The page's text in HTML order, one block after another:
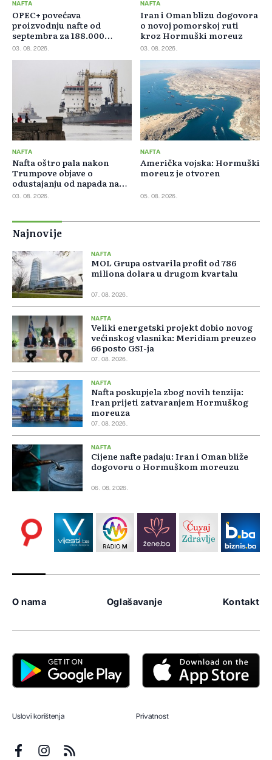
NAFTA
OPEC+ povećava
proizvodnju nafte od
septembra za 188.000
barela dnevno
03. 08. 2026.
NAFTA
Iran i Oman blizu dogovora
o novoj pomorskoj ruti
kroz Hormuški moreuz
03. 08. 2026.
NAFTA
Nafta oštro pala nakon
Trumpove objave o
odustajanju od napada na
Iran
03. 08. 2026.
NAFTA
Američka vojska: Hormuški
moreuz je otvoren
05. 08. 2026.
Najnovije
NAFTA
MOL Grupa ostvarila profit od 786
miliona dolara u drugom kvartalu
07. 08. 2026.
NAFTA
Veliki energetski projekt dobio novog
većinskog vlasnika: Meridiam preuzeo
66 posto GSI-ja
07. 08. 2026.
NAFTA
Nafta poskupjela zbog novih tenzija:
Iran prijeti zatvaranjem Hormuškog
moreuza
07. 08. 2026.
NAFTA
Cijene nafte padaju: Iran i Oman bliže
dogovoru o Hormuškom moreuzu
06. 08. 2026.
O nama Oglašavanje Kontakt
Uslovi korištenja Privatnost